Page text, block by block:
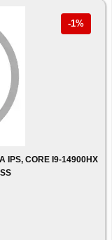
-1%
IPS, CORE I9-14900HX